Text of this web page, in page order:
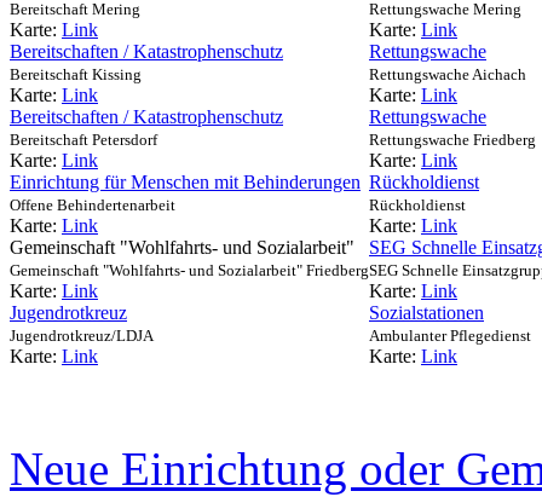
Bereitschaft Mering
Karte: Link
Rettungswache Mering
Karte: Link
Bereitschaften / Katastrophenschutz
Bereitschaft Kissing
Karte: Link
Rettungswache
Rettungswache Aichach
Karte: Link
Bereitschaften / Katastrophenschutz
Bereitschaft Petersdorf
Karte: Link
Rettungswache
Rettungswache Friedberg
Karte: Link
Einrichtung für Menschen mit Behinderungen
Offene Behindertenarbeit
Karte: Link
Rückholdienst
Rückholdienst
Karte: Link
Gemeinschaft "Wohlfahrts- und Sozialarbeit"
Gemeinschaft "Wohlfahrts- und Sozialarbeit" Friedberg
Karte: Link
SEG Schnelle
SEG Schnelle
Karte: Link
Jugendrotkreuz
Jugendrotkreuz/LDJA
Karte: Link
Sozialstationen
Ambulanter Pflegedienst
Karte: Link
Neue Einrichtung oder